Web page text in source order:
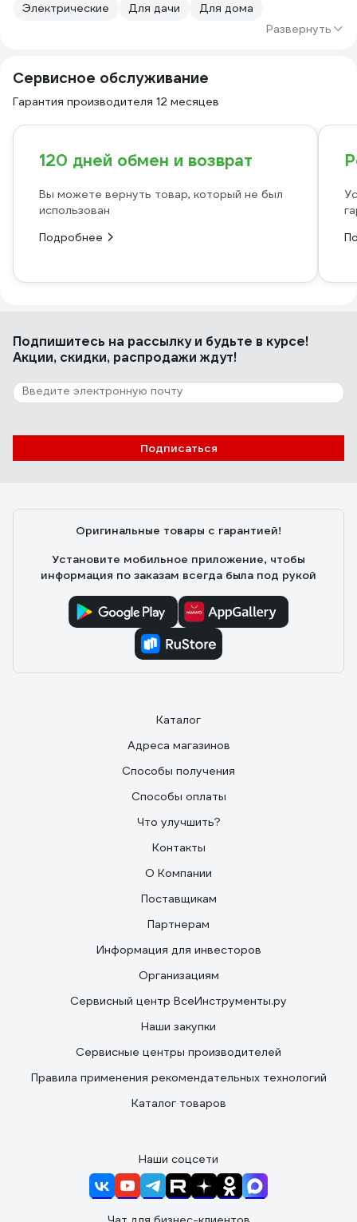
Электрические Для дачи
Для дома
Развернуть
Сервисное обслуживание
Гарантия производителя 12 месяцев
120 дней обмен и возврат
Вы можете вернуть товар, который не был
использован
Подробнее
Подпишитесь на рассылкуи будьте в курсе!
Акции, скидки, распродажи ждут!
Подписаться
Оригинальные товары с гарантией!
Установите мобильное приложение, чтобы
информация по заказам всегда была под рукой
Каталог
Адреса магазинов
Способы получения
Способы оплаты
Что улучшить?
Контакты
О Компании
Поставщикам
Партнерам
Информация для инвесторов
Организациям
Сервисный центр ВсеИнструменты.ру
Наши закупки
Сервисные центры производителей
Правила применения рекомендательных технологий
Каталог товаров
Наши соцсети